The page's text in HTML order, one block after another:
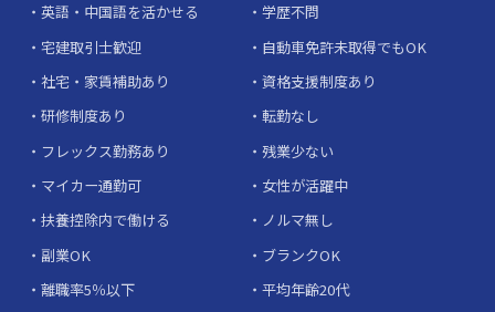
英語・中国語を活かせる
学歴不問
宅建取引士歓迎
自動車免許未取得でもOK
社宅・家賃補助あり
資格支援制度あり
研修制度あり
転勤なし
フレックス勤務あり
残業少ない
マイカー通勤可
女性が活躍中
扶養控除内で働ける
ノルマ無し
副業OK
ブランクOK
離職率5％以下
平均年齢20代